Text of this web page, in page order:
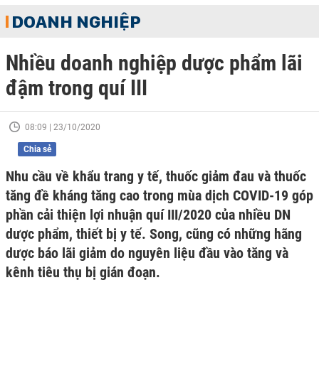
DOANH NGHIỆP
Nhiều doanh nghiệp dược phẩm lãi
đậm trong quí III
08:09 | 23/10/2020
Chia sẻ
Nhu cầu về khẩu trang y tế, thuốc giảm đau và thuốc
tăng đề kháng tăng cao trong mùa dịch COVID-19 góp
phần cải thiện lợi nhuận quí III/2020 của nhiều DN
dược phẩm, thiết bị y tế. Song, cũng có những hãng
dược báo lãi giảm do nguyên liệu đầu vào tăng và
kênh tiêu thụ bị gián đoạn.